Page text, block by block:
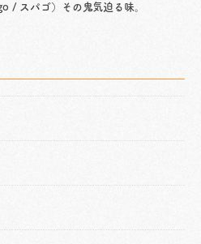
/ スパゴ）その鬼気迫る味。